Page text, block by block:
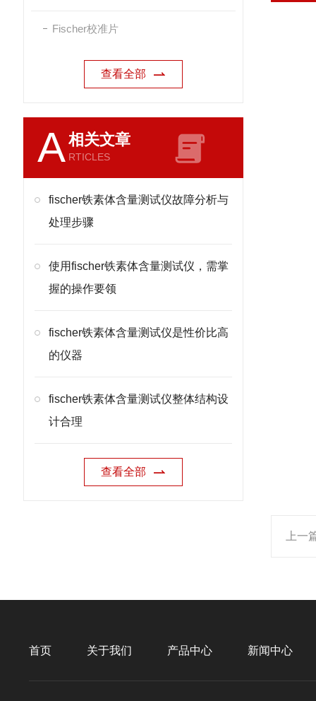
Fischer校准片
查看全部
A相关文章
RTICLES
fischer铁素体含量测试仪故障分析与
处理步骤
使用fischer铁素体含量测试仪，需掌
握的操作要领
fischer铁素体含量测试仪是性价比高
的仪器
fischer铁素体含量测试仪整体结构设
计合理
查看全部
上一
首页 关于我们 产品中心 新闻中心